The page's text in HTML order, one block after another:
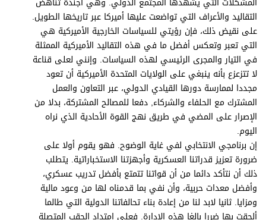
التقاليد والأعراف التي تواضعت عليها أميركا عبر تاريخها الطويل.
على نقيض ذلك، فإن رؤيتي للسياسات الخارجية الأميركية هي
التي تعبر وتعكس أفضل ما في هذه التقاليد الأميركية الممثلة
في التيار والمجرى الرئيسي لهذه السياسات. وإنني لعلى قناعة
لا تتزعزع بأنه ينبغي على الولايات المتحدة الأميركية أن تعود
مجددا لممارسة دورها القيادي الدولي، عبر التعاون والعمل
المشترك مع الحلفاء والشركاء, دفعا للمصالح المشتركة، بدلا من
الإصرار على المضي في طريق نهج القوة الأحادية الذي نراه
اليوم.
إن برنامجي الانتخابي لفي غاية الوضوح. فهو يقوم أولا على
ضرورة تعزيز قدراتنا العسكرية وأجهزتنا الاستخباراتية. يتطلب
ذلك أن نتأكد دائما من أن قواتنا تتمتع بأفضل تدريب عسكري،
وأفضل معدات حربية، وأن نفي بما قدمناه لها من وعود مالية
ومزايا. ثانيا لابد لنا من إعادة بناء تحالفاتنا الدولية التي طالما